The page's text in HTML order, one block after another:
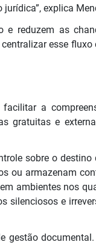
explica
e reduzem as
esse fluxo
a
gratuitas e
sobre o destino
ou armazenam
ambientes nos
silenciosos e
gestão documental.